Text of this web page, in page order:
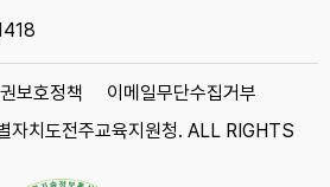
보호정책
이메일무단수집거부
치도전주교육지원청. ALL RIGHTS